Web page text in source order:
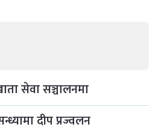
सेवा सञ्चालनमा
दीप प्रज्वलन